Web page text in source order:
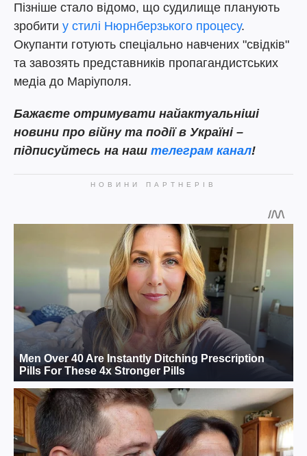
Пізніше стало відомо, що судилище планують
зробити у стилі Нюрнберзького процесу.
Окупанти готують спеціально навчених "свідків"
та завозять представників пропагандистських
медіа до Маріуполя.
Бажаєте отримувати найактуальніші
новини про війну та події в Україні –
підписуйтесь на наш телеграм канал!